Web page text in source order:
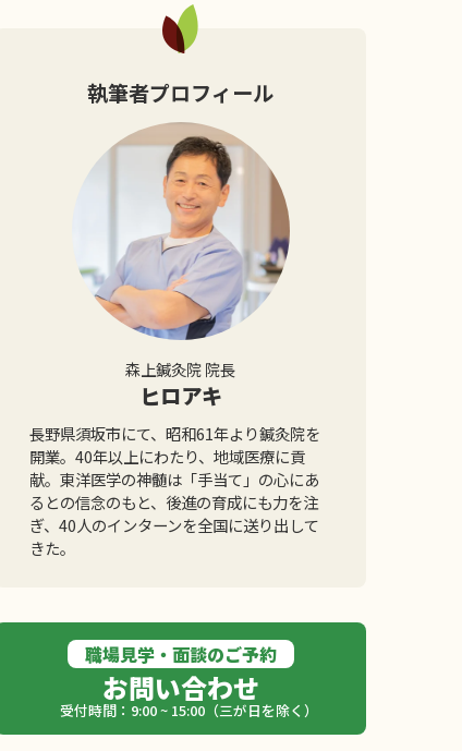
執筆者プロフィール
森上鍼灸院 院長
ヒロアキ
長野県須坂市にて、昭和61年より鍼灸院を
開業。40年以上にわたり、地域医療に貢
献。東洋医学の神髄は「手当て」の心にあ
るとの信念のもと、後進の育成にも力を注
ぎ、40人のインターンを全国に送り出して
きた。
職場見学・面談のご予約
お問い合わせ
受付時間：9:00 ~ 15:00（三が日を除く）